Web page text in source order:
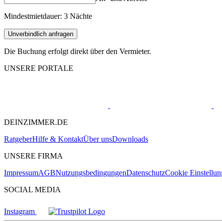
Mindestmietdauer: 3 Nächte
Unverbindlich anfragen
Die Buchung erfolgt direkt über den Vermieter.
UNSERE PORTALE
DEINZIMMER.DE
RatgeberHilfe & KontaktÜber unsDownloads
UNSERE FIRMA
ImpressumAGBNutzungsbedingungenDatenschutzCookie
SOCIAL MEDIA
Instagram